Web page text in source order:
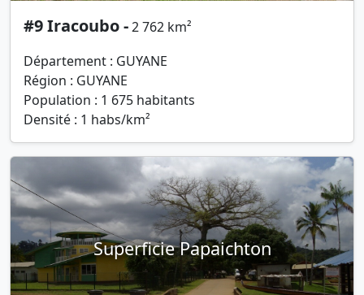
#9 Iracoubo -2 762 km²
Département : GUYANE
Région : GUYANE
Population : 1 675 habitants
Densité : 1 habs/km²
Superficie Papaichton